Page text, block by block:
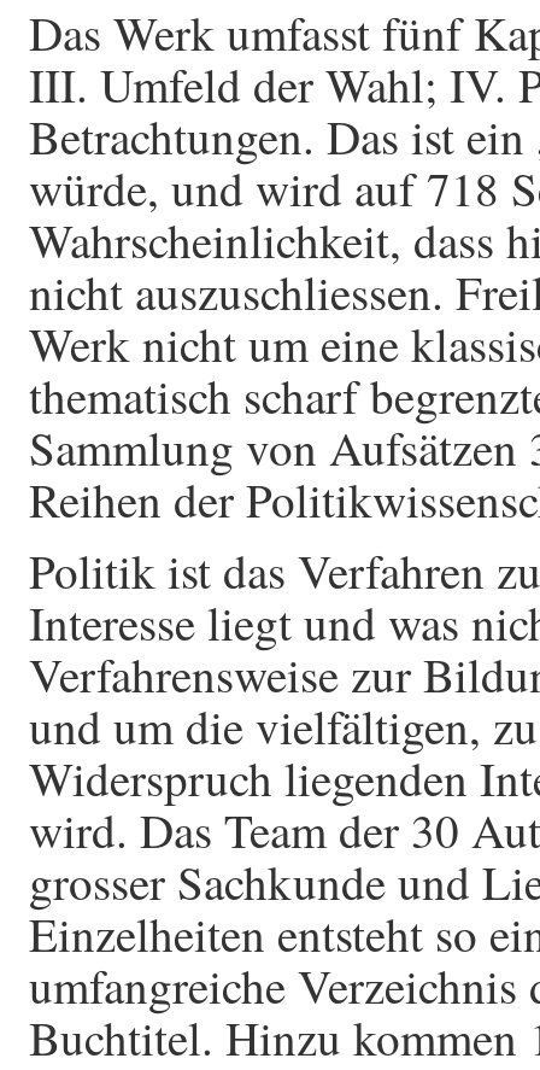
Das Werk umfasst fünf
III. Umfeld der Wahl; IV.
Betrachtungen. Das ist
würde, und wird auf 718
Wahrscheinlichkeit, dass
nicht auszuschliessen.
Werk nicht um eine
thematisch scharf
Sammlung von
Reihen der
Politik ist das Verfahren
Interesse liegt und was
Verfahrensweise zur
und um die vielfältigen,
Widerspruch liegenden
wird. Das Team der 30
grosser Sachkunde und
Einzelheiten entsteht so
umfangreiche
Buchtitel. Hinzu kommen